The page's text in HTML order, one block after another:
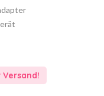
Versand!